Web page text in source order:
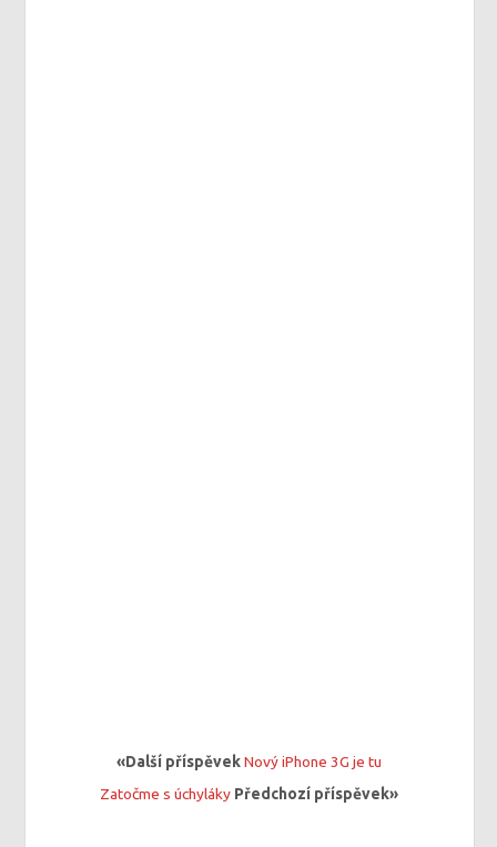
«Další příspěvekNový iPhone 3G je tu
Zatočme s úchyláky Předchozí příspěvek»